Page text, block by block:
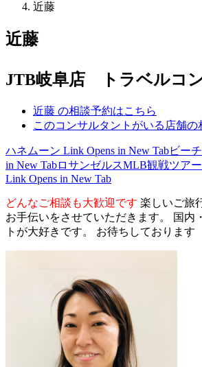
近藤
近藤
JTB岐阜店 トラベルコ
近藤 の相談予約はこちら
このコンサルタントがいる店舗の
ハネムーン Link Opens in New Tabビー
in New TabロサンゼルスMLB観戦ツア
Link Opens in New Tab
どんなご相談も大歓迎です 楽しいご旅
お手伝いをさせていただきます。 国内
トが大好きです。 お待ちしております